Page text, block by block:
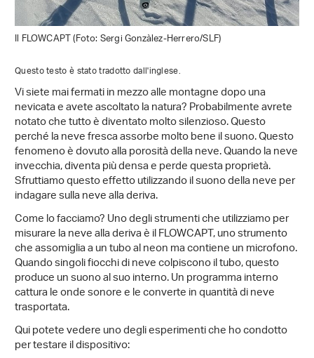
Il FLOWCAPT (Foto: Sergi Gonzàlez-Herrero/SLF)
Questo testo è stato tradotto dall'inglese.
Vi siete mai fermati in mezzo alle montagne dopo una
nevicata e avete ascoltato la natura? Probabilmente avrete
notato che tutto è diventato molto silenzioso. Questo
perché la neve fresca assorbe molto bene il suono. Questo
fenomeno è dovuto alla porosità della neve. Quando la neve
invecchia, diventa più densa e perde questa proprietà.
Sfruttiamo questo effetto utilizzando il suono della neve per
indagare sulla neve alla deriva.
Come lo facciamo? Uno degli strumenti che utilizziamo per
misurare la neve alla deriva è il FLOWCAPT, uno strumento
che assomiglia a un tubo al neon ma contiene un microfono.
Quando singoli fiocchi di neve colpiscono il tubo, questo
produce un suono al suo interno. Un programma interno
cattura le onde sonore e le converte in quantità di neve
trasportata.
Qui potete vedere uno degli esperimenti che ho condotto
per testare il dispositivo: